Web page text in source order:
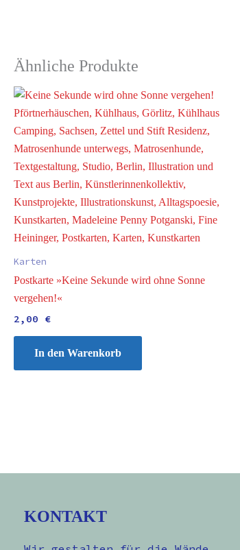
Ähnliche Produkte
Karten
Postkarte »Keine Sekunde wird ohne Sonne
vergehen!«
2,00 €
In den Warenkorb
KONTAKT